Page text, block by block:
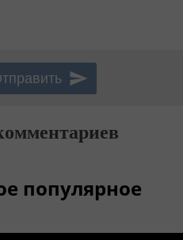
популярное